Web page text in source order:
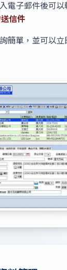
電子郵件後可
信件
簡單，並可以